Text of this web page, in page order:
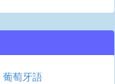
葡萄牙語